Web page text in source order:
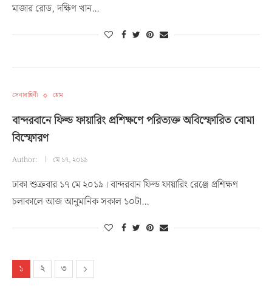
মাজার রোড, দক্ষিণ খান…
সেনাবাহিনী হোম
বান্দরবানে ফিল্ড ফায়ারিং প্রশিক্ষণে পরিত্যক্ত অবিস্ফোরিত বোমা
বিস্ফোরণ
Author: মে ১৭, ২০১৯
ঢাকা শুক্রবার ১৭ মে ২০১৯। বান্দরবান ফিল্ড ফায়ারিং রেঞ্জে প্রশিক্ষণ
চলাকালে আজ আনুমানিক সকাল ১০টা…
১ ২ ৩